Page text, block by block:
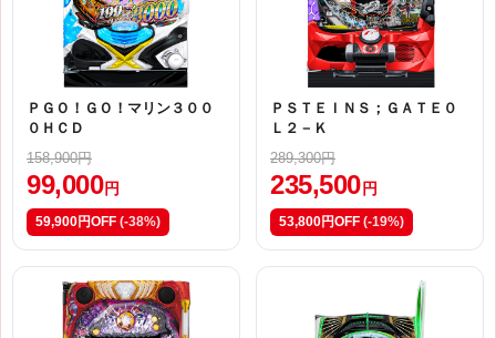
ＰＧＯ！ＧＯ！マリン３００
０ＨＣＤ
158,900円
99,000 円
59,900円OFF (-38%)
ＰＳＴＥＩＮＳ；ＧＡＴＥ０
Ｌ２－Ｋ
289,300円
235,500 円
53,800円OFF (-19%)